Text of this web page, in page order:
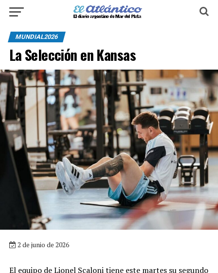
MUNDIAL2026
La Selección en Kansas
2 de junio de 2026
El equipo de Lionel Scaloni tiene este martes su segundo